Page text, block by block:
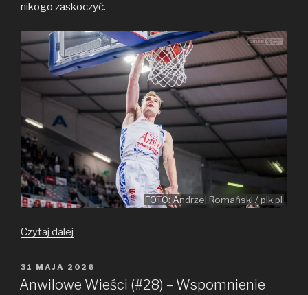
nikogo zaskoczyć.
FOTO: Andrzej Romański / plk.pl
Czytaj dalej
sezon
2025/2026
OPUBLIKOWANE
W
31 MAJA 2026
Anwilowe Wieści (#28) – Wspomnienie